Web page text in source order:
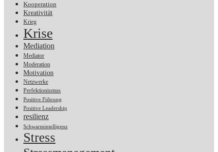
Kooperation
Kreativität
Krieg
Krise
Mediation
Mediator
Moderation
Motivation
Netzwerke
Perfektionismus
Positive Führung
Positive Leadership
resilienz
Schwarmintelligenz
Stress